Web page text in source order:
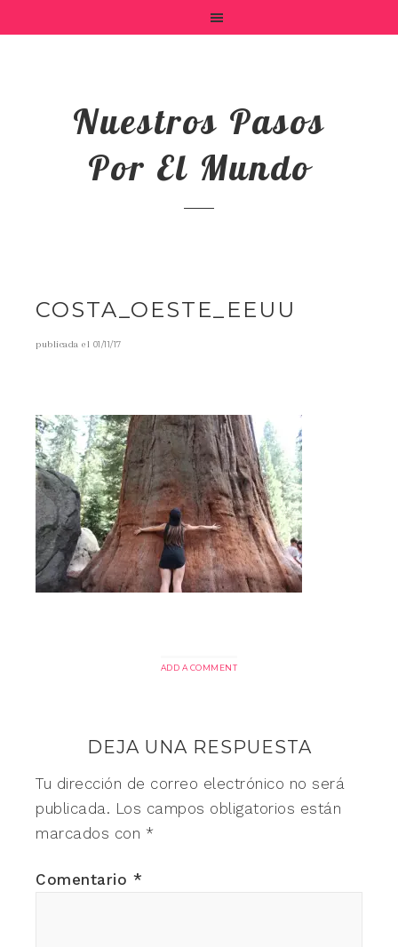
Nuestros Pasos
Por El Mundo
COSTA_OESTE_EEUU
publicada el 01/11/17
ADD A COMMENT
DEJA UNA RESPUESTA
Tu dirección de correo electrónico no será
publicada. Los campos obligatorios están
marcados con *
Comentario *